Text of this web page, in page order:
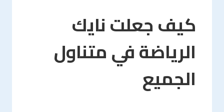
كيف جعلت نايك
الرياضة في متناول
الجميع